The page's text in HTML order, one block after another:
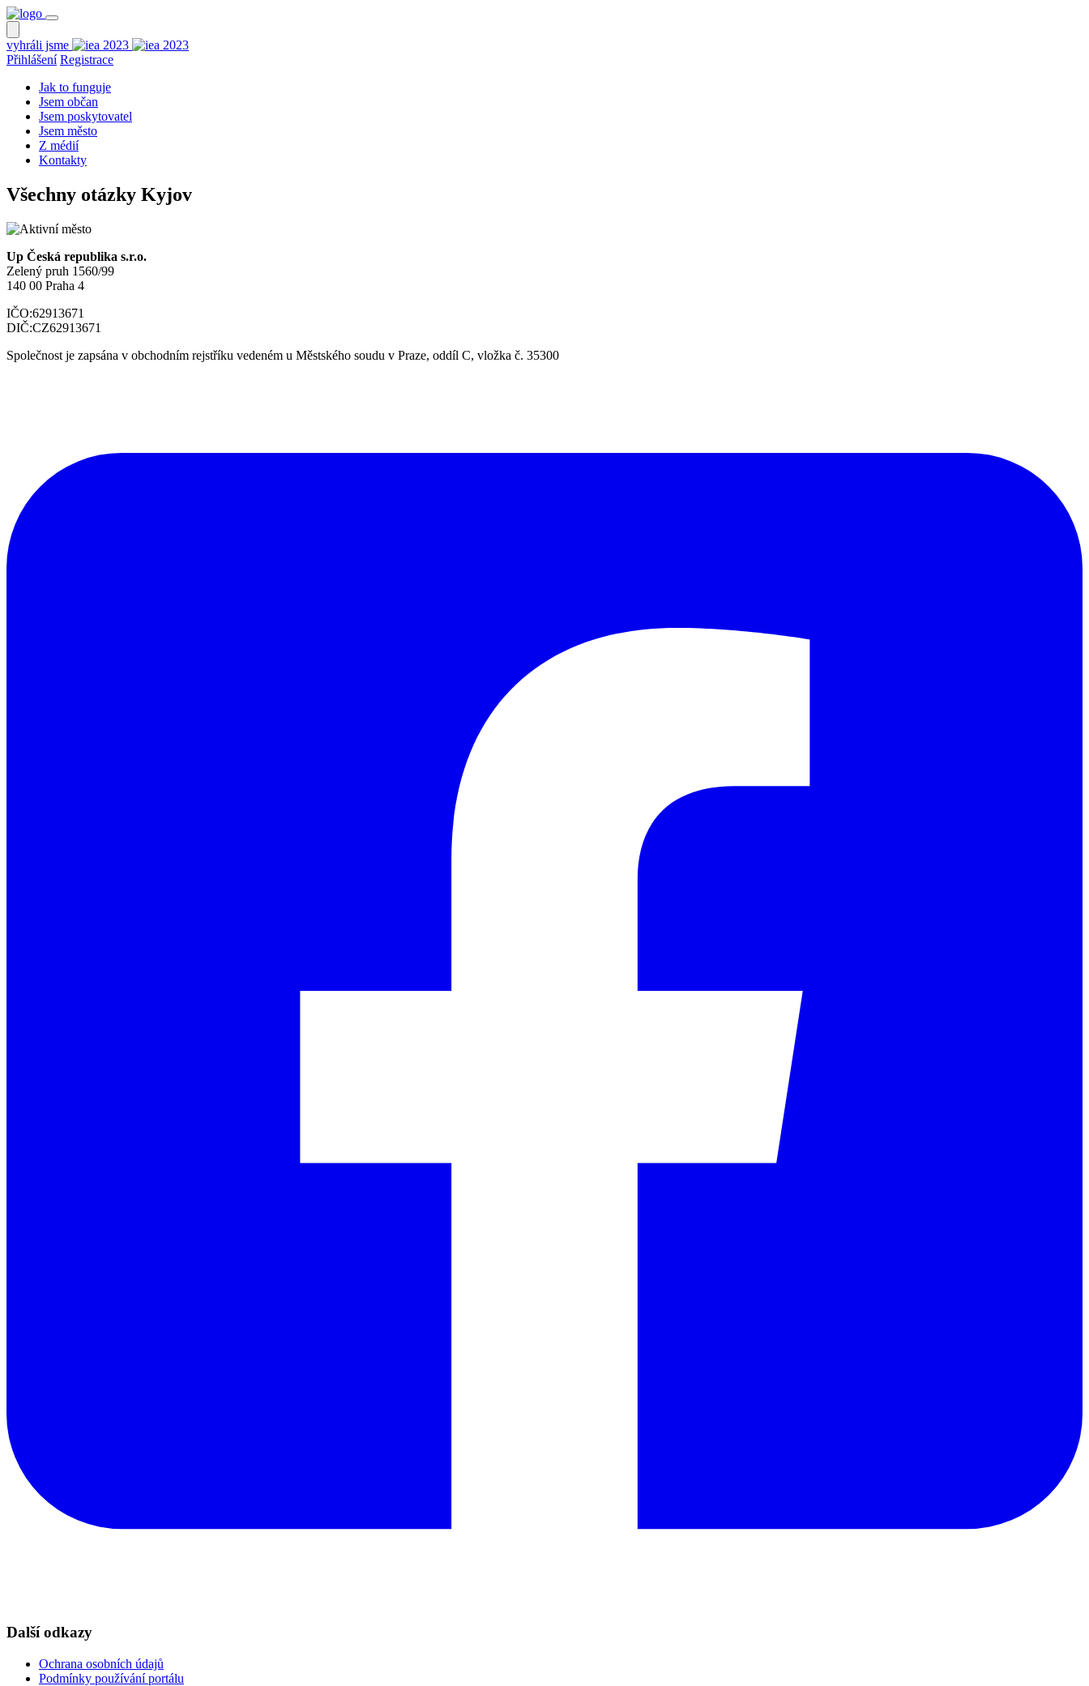
vyhráli jsme
Přihlášení Registrace
Jak to funguje
Jsem občan
Jsem poskytovatel
Jsem město
Z médií
Kontakty
Všechny otázky Kyjov
Up Česká republika s.r.o.
Zelený pruh 1560/99
140 00 Praha 4
IČO:62913671
DIČ:CZ62913671
Společnost je zapsána v obchodním rejstříku vedeném u Městského soudu v Praze, oddíl C, vložka č. 35300
Další odkazy
Ochrana osobních údajů
Podmínky používání portálu